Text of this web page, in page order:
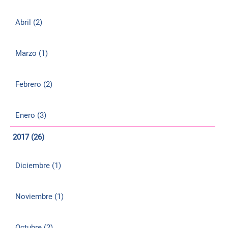
Abril (2)
Marzo (1)
Febrero (2)
Enero (3)
2017 (26)
Diciembre (1)
Noviembre (1)